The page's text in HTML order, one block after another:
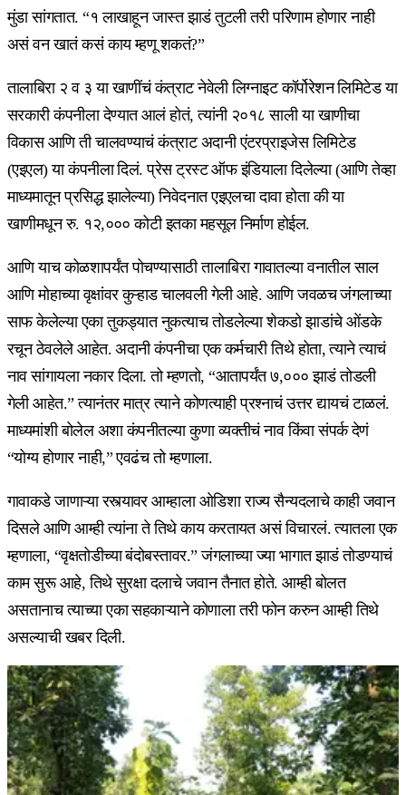
मुंडा सांगतात. “१ लाखाहून जास्त झाडं तुटली तरी परिणाम होणार नाही
असं वन खातं कसं काय म्हणू शकतं?”
तालाबिरा २ व ३ या खाणींचं कंत्राट नेवेली लिग्नाइट कॉर्पोरेशन लिमिटेड या
सरकारी कंपनीला देण्यात आलं होतं, त्यांनी २०१८ साली या खाणीचा
विकास आणि ती चालवण्याचं कंत्राट अदानी एंटरप्राइजेस लिमिटेड
(एइएल) या कंपनीला दिलं. प्रेस ट्रस्ट ऑफ इंडियाला दिलेल्या (आणि तेव्हा
माध्यमातून प्रसिद्ध झालेल्या) निवेदनात एइएलचा दावा होता की या
खाणीमधून रु. १२,००० कोटी इतका महसूल निर्माण होईल.
आणि याच कोळशापर्यंत पोचण्यासाठी तालाबिरा गावातल्या वनातील साल
आणि मोहाच्या वृक्षांवर कुऱ्हाड चालवली गेली आहे. आणि जवळच जंगलाच्या
साफ केलेल्या एका तुकड्यात नुकत्याच तोडलेल्या शेकडो झाडांचे ओंडके
रचून ठेवलेले आहेत. अदानी कंपनीचा एक कर्मचारी तिथे होता, त्याने त्याचं
नाव सांगायला नकार दिला. तो म्हणतो, “आतापर्यंत ७,००० झाडं तोडली
गेली आहेत.” त्यानंतर मात्र त्याने कोणत्याही प्रश्नाचं उत्तर द्यायचं टाळलं.
माध्यमांशी बोलेल अशा कंपनीतल्या कुणा व्यक्तीचं नाव किंवा संपर्क देणं
“योग्य होणार नाही,” एवढंच तो म्हणाला.
गावाकडे जाणाऱ्या रस्त्यावर आम्हाला ओडिशा राज्य सैन्यदलाचे काही जवान
दिसले आणि आम्ही त्यांना ते तिथे काय करतायत असं विचारलं. त्यातला एक
म्हणाला, “वृक्षतोडीच्या बंदोबस्तावर.” जंगलाच्या ज्या भागात झाडं तोडण्याचं
काम सुरू आहे, तिथे सुरक्षा दलाचे जवान तैनात होते. आम्ही बोलत
असतानाच त्याच्या एका सहकाऱ्याने कोणाला तरी फोन करुन आम्ही तिथे
असल्याची खबर दिली.